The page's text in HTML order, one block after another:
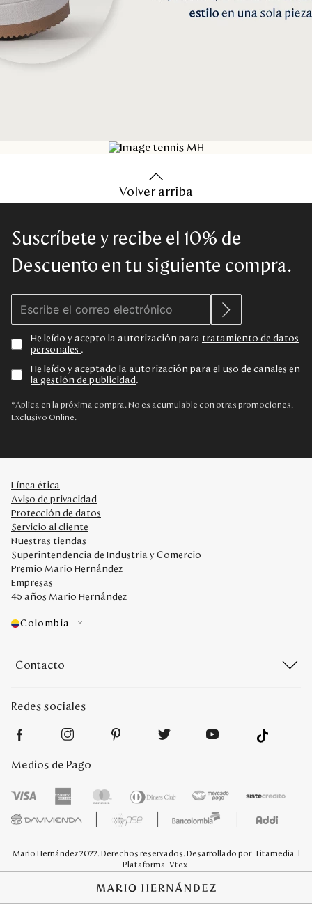
clic
MARCANDO
Volver arriba
Suscríbete y recibe el 10% de
Descuento en tu siguiente compra.
He leído y acepto la autorización para tratamiento de datos
personales .
He leído y aceptado la autorización para el uso de canales en
la gestión de publicidad .
*Aplica en la próxima compra. No es acumulable con otras promociones.
Exclusivo Online.
Línea ética
Aviso de privacidad
Protección de datos
Servicio al cliente
Nuestras tiendas
Superintendencia de Industria y Comercio
Premio Mario Hernández
Empresas
45 años Mario Hernández
Colombia
Contacto
Redes sociales
Medios de Pago
Mario Hernández 2022. Derechos reservados. Desarrollado por Titamedia
Plataforma Vtex